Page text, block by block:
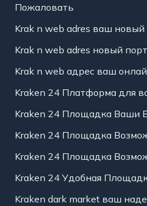
Пожаловать
Krak n web adres ваш
Krak n web adres новый
Krak n web адрес ваш
Kraken 24 Платформа для
Kraken 24 Площадка Ваши
Kraken 24 Площадка
Kraken 24 Площадка
Kraken 24 Удобная
Kraken dark market ваш